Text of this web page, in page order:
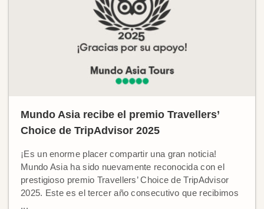
Mundo Asia recibe el premio Travellers’
Choice de TripAdvisor 2025
¡Es un enorme placer compartir una gran noticia!
Mundo Asia ha sido nuevamente reconocida con el
prestigioso premio Travellers’ Choice de TripAdvisor
2025. Este es el tercer año consecutivo que recibimos
...